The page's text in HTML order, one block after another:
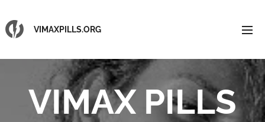
VIMAXPILLS.ORG
VIMAX PILLS